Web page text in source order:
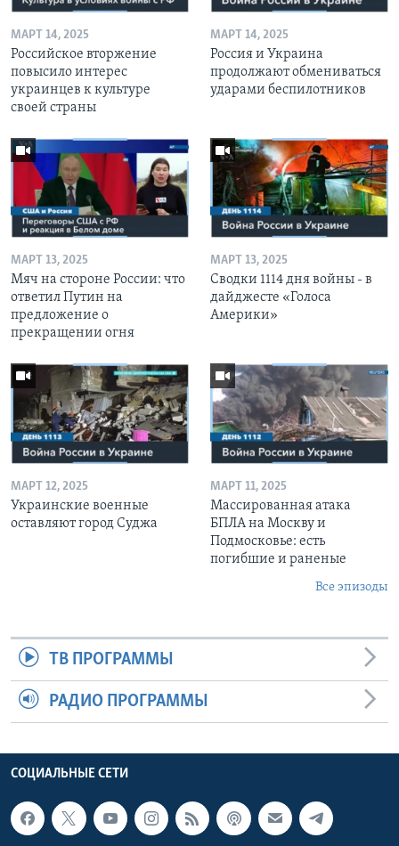
МАРТ 14, 2025
Российское вторжение
повысило интерес
украинцев к культуре
своей страны
МАРТ 14, 2025
Россия и Украина
продолжают обмениваться
ударами беспилотников
МАРТ 13, 2025
Мяч на стороне России: что
ответил Путин на
предложение о
прекращении огня
МАРТ 13, 2025
Сводки 1114 дня войны - в
дайджесте «Голоса
Америки»
МАРТ 12, 2025
Украинские военные
оставляют город Суджа
МАРТ 11, 2025
Массированная атака
БПЛА на Москву и
Подмосковье: есть
погибшие и раненые
Все эпизоды
ТВ ПРОГРАММЫ
РАДИО ПРОГРАММЫ
СОЦИАЛЬНЫЕ СЕТИ